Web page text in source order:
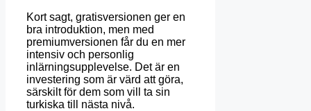
Kort sagt, gratisversionen ger en
bra introduktion, men med
premiumversionen får du en mer
intensiv och personlig
inlärningsupplevelse. Det är en
investering som är värd att göra,
särskilt för dem som vill ta sin
turkiska till nästa nivå.